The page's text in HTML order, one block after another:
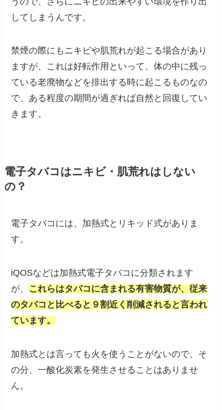
してしまうんです。
禁煙の際にもニキビや肌荒れが起こる場合があり
ますが、これは好転作用といって、体の中に残っ
ている老廃物などを排出する時に起こるものなの
で、ある程度の期間が過ぎれば自然と回復してい
きます。
電子タバコはニキビ・肌荒れはしない
の？
電子タバコには、加熱式とリキッド式がありま
す。
iQOSなどは加熱式電子タバコに分類されます
が、 これらはタバコに含まれる有害物質が、従来
のタバコと比べると９割近く削減されると言われ
ています。
加熱式とは言っても火を使うことがないので、そ
の分、一酸化炭素を発生させることはありませ
ん。